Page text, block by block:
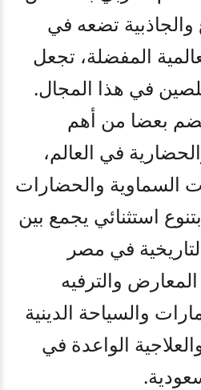
والجاذبية تضعه في
المفضلة، تجعل
في هذا المجال.
بعضا من أهم
في العالم،
السماوية والحضارات
استثنائي يجمع بين
في مصر
والترفيه
والسياحة الدينية
والعلاجية الواعدة في